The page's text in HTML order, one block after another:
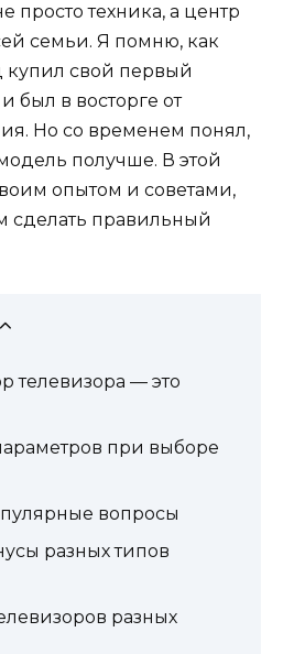
просто техника, а центр
семьи. Я помню, как
купил свой первый
был в восторге от
Но со временем понял,
получше. В этой
опытом и советами,
сделать правильный
телевизора — это
при выборе
вопросы
разных типов
разных